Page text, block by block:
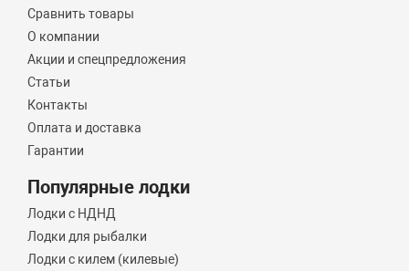
Сравнить товары
О компании
Акции и спецпредложения
Статьи
Контакты
Оплата и доставка
Гарантии
Популярные лодки
Лодки с НДНД
Лодки для рыбалки
Лодки с килем (килевые)